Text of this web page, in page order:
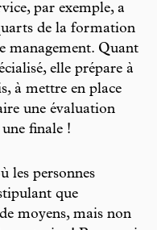
par exemple, a
de la formation
management. Quant
elle prépare à
à mettre en place
une évaluation
finale !
les personnes
que
moyens, mais non